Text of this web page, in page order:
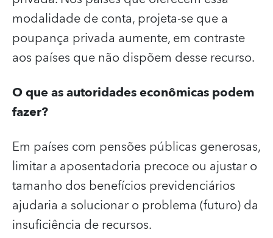
modalidade de conta, projeta-se que a
poupança privada aumente, em contraste
aos países que não dispõem desse recurso.
O que as autoridades econômicas podem
fazer?
Em países com pensões públicas generosas,
limitar a aposentadoria precoce ou ajustar o
tamanho dos benefícios previdenciários
ajudaria a solucionar o problema (futuro) da
insuficiência de recursos.